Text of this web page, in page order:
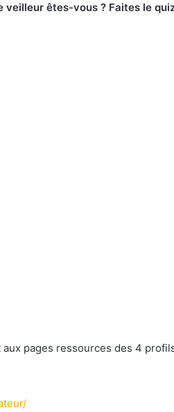
veilleur êtes-vous ? Faites le
pages ressources des 4